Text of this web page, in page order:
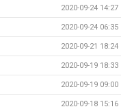
2020-09-24 14:27
2020-09-24 06:35
2020-09-21 18:24
2020-09-19 18:33
2020-09-19 09:00
2020-09-18 15:16